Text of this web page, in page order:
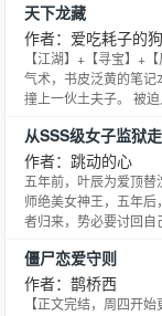
道，是满清亲王的藏宝
点，明晚8点集合准备
天下龙藏
作者：爱吃耗子的狗
【江湖】+【寻宝】+
气术，书皮泛黄的笔
撞上一伙土夫子。 被
嫂，寻一条生路！ 光
从SSS级女子监狱
作者：跳动的心
五年前，叶辰为爱顶
师绝美女神王，五年
者归来，势必要讨回
僵尸恋爱守则
作者：鹊桥西
【正文完结，周四开